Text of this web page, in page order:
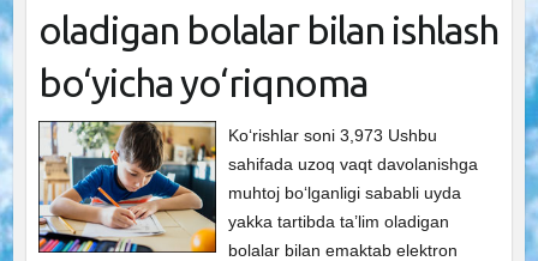
oladigan bolalar bilan ishlash
bo‘yicha yo‘riqnoma
Ko‘rishlar soni 3,973 Ushbu
sahifada uzoq vaqt davolanishga
muhtoj bo‘lganligi sababli uyda
yakka tartibda ta’lim oladigan
bolalar bilan emaktab elektron